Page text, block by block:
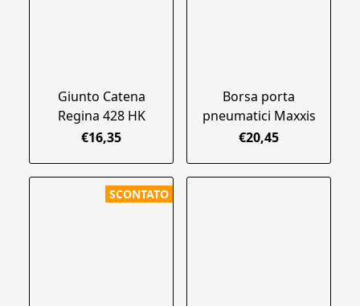
Giunto Catena
Regina 428 HK
€16,35
Borsa porta
pneumatici Maxxis
€20,45
SCONTATO